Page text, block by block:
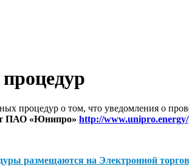
процедур о том, что уведомления о
ПАО «Юнипро» http://
размещаются на Электронной